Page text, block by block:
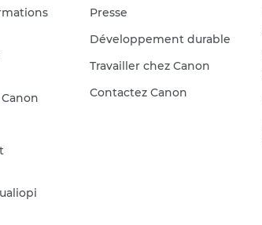
Presse
Développement durable
Travailler chez Canon
Contactez Canon